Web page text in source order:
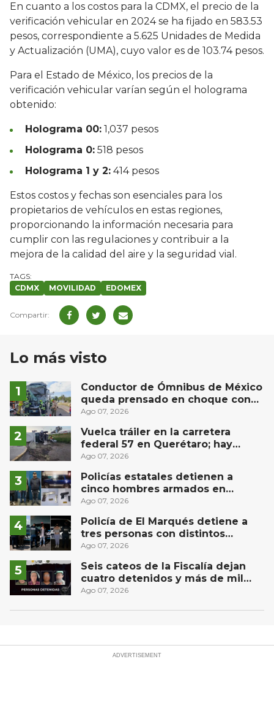
En cuanto a los costos para la CDMX, el precio de la
verificación vehicular en 2024 se ha fijado en 583.53
pesos, correspondiente a 5.625 Unidades de Medida
y Actualización (UMA), cuyo valor es de 103.74 pesos.
Para el Estado de México, los precios de la
verificación vehicular varían según el holograma
obtenido:
Holograma 00: 1,037 pesos
Holograma 0: 518 pesos
Holograma 1 y 2: 414 pesos
Estos costos y fechas son esenciales para los
propietarios de vehículos en estas regiones,
proporcionando la información necesaria para
cumplir con las regulaciones y contribuir a la
mejora de la calidad del aire y la seguridad vial.
CDMX MOVILIDAD EDOMEX
Lo más visto
Conductor de Ómnibus de México
queda prensado en choque con
materialista en San Juan del Río
Ago 07, 2026
Vuelca tráiler en la carretera
federal 57 en Querétaro; hay
derrame de combustible
Ago 07, 2026
Policías estatales detienen a
cinco hombres armados en
Puebla capital
Ago 07, 2026
Policía de El Marqués detiene a
tres personas con distintos
narcóticos
Ago 07, 2026
Seis cateos de la Fiscalía dejan
cuatro detenidos y más de mil
dosis aseguradas en Querétaro
Ago 07, 2026